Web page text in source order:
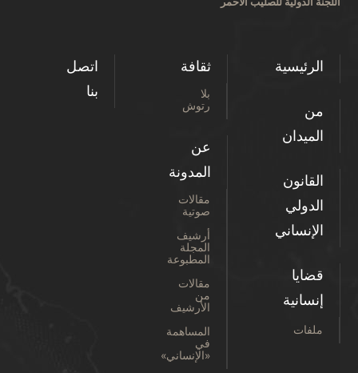
الرئيسية
من
الميدان
القانون
الدولي
الإنساني
قضايا
إنسانية
ملفات
ثقافة
بلا
رتوش
عن
المدونة
مقالات
صوتية
أرشيف
المجلة
المطبوعة
مقالات
من
الأرشيف
المساهمة
في
«الإنساني»
اتصل
بنا